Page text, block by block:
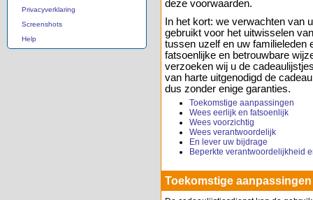
Privacyverklaring
Screenshots
Help
deze voorwaarden.
In het kort: we verwachten van
gebruikt voor het uitwisselen
tussen uzelf en uw familieleden
fatsoenlijke en betrouwbare
verzoeken wij u de
van harte uitgenodigd de
dus zonder enige garanties.
Toekomstige aanpassingen
Wees eerlijk en fatsoenlijk
Wees voorzichtig
Wees verantwoordelijk
En lever uw bijdrage
Beperkte verantwoordelijkheid
Toekomstige aanpassingen